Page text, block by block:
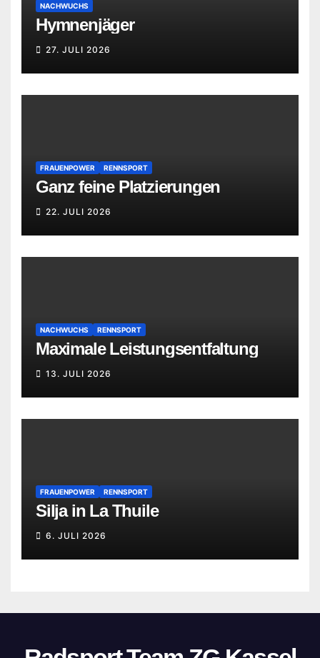
NACHWUCHS
Hymnenjäger
27. JULI 2026
FRAUENPOWER RENNSPORT
Ganz feine Platzierungen
22. JULI 2026
NACHWUCHS RENNSPORT
Maximale Leistungsentfaltung
13. JULI 2026
FRAUENPOWER RENNSPORT
Silja in La Thuile
6. JULI 2026